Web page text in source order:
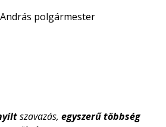
polgármester
szavazás, egyszerű többség